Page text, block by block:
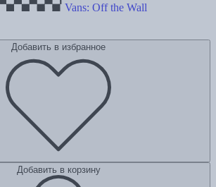
Vans: Off the Wall
Добавить в избранное
Добавить в корзину